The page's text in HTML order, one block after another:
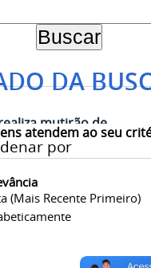
DA
atendem ao seu
por
(mais Recente Primeiro)
mutirão de
ortopédicas
do SUS
,Saúde,SUS,